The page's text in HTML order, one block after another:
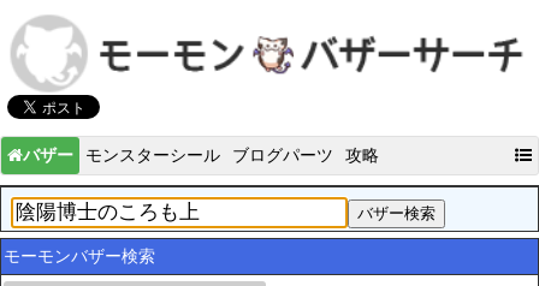
バザー モンスターシール ブログパーツ 攻略
モーモンバザー検索